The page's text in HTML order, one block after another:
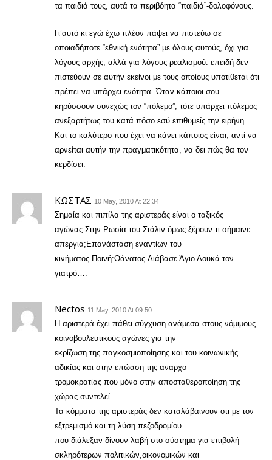
τα παιδιά τους, αυτά τα περιβόητα “παιδιά”-δολοφόνους.
Γι’αυτό κι εγώ έχω πλέον πάψει να πιστεύω σε
οποιαδήποτε “εθνική ενότητα” με όλους αυτούς, όχι για
λόγους αρχής, αλλά για λόγους ρεαλισμού: επειδή δεν
πιστεύουν σε αυτήν εκείνοι με τους οποίους υποτίθεται ότι
πρέπει να υπάρχει ενότητα. Όταν κάποιοι σου
κηρύσσουν συνεχώς τον “πόλεμο”, τότε υπάρχει πόλεμος
ανεξαρτήτως του κατά πόσο εσύ επιθυμείς την ειρήνη.
Και το καλύτερο που έχει να κάνει κάποιος είναι, αντί να
αρνείται αυτήν την πραγματικότητα, να δει πώς θα τον
κερδίσει.
ΚΩΣΤΑΣ 10 May, 2010 At 22:34
Σημαία και πιπίλα της αριστεράς είναι ο ταξικός
αγώνας.Στην Ρωσία του Στάλιν όμως ξέρουν τι σήμαινε
απεργία;Επανάσταση εναντίων του
κινήματος.Ποινή:Θάνατος.Διάβασε Άγιο Λουκά τον
γιατρό….
Nectos 11 May, 2010 At 09:50
Η αριστερά έχει πάθει σύγχυση ανάμεσα στους νόμιμους
κοινοβουλευτικούς αγώνες για την
εκρίζωση της παγκοσμιοποίησης και του κοινωνικής
αδικίας και στην επώαση της αναρχο
τρομοκρατίας που μόνο στην αποσταθεροποίηση της
χώρας συντελεί.
Τα κόμματα της αριστεράς δεν καταλάβαινουν οτι με τον
εξτρεμισμό και τη λύση πεζοδρομίου
που διάλεξαν δίνουν λαβή στο σύστημα για επιβολή
σκληρότερων πολιτικών,οικονομικών και